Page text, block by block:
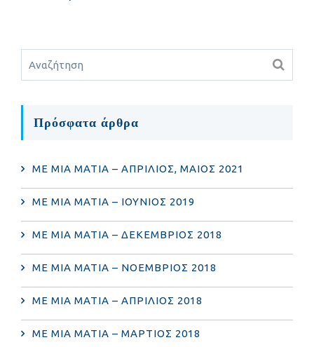
Πρόσφατα άρθρα
ΜΕ ΜΙΑ ΜΑΤΙΑ – ΑΠΡΙΛΙΟΣ, ΜΑΙΟΣ 2021
ΜΕ ΜΙΑ ΜΑΤΙΑ – ΙΟΥΝΙΟΣ 2019
ΜΕ ΜΙΑ ΜΑΤΙΑ – ΔΕΚΕΜΒΡΙΟΣ 2018
ΜΕ ΜΙΑ ΜΑΤΙΑ – ΝΟΕΜΒΡΙΟΣ 2018
ΜΕ ΜΙΑ ΜΑΤΙΑ – ΑΠΡΙΛΙΟΣ 2018
ΜΕ ΜΙΑ ΜΑΤΙΑ – ΜΑΡΤΙΟΣ 2018